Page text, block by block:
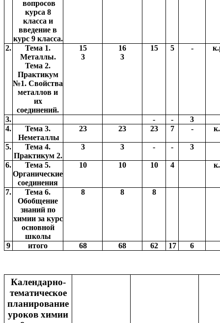
вопросов
курса 8
класса и
введение в
курс 9 класса.
2.
Тема 1.
Металлы.
Тема 2.
Практикум
№1. Свойства
металлов и
их
соединений.
15
3
16
3
15 5 -
3. - -
3
4.
Тема 3.
Неметаллы
23 23 23 7 -
5.
Тема 4.
Практикум 2.
3 3 - - 3
6.
Тема 5.
Органические
соединения
10 10 10 4
7.
Тема 6.
Обобщение
знаний по
химии за курс
основной
школы
8 8 8
9 итого 68 68 62 17 6
Календарно-
тематическое
планирование
уроков химии